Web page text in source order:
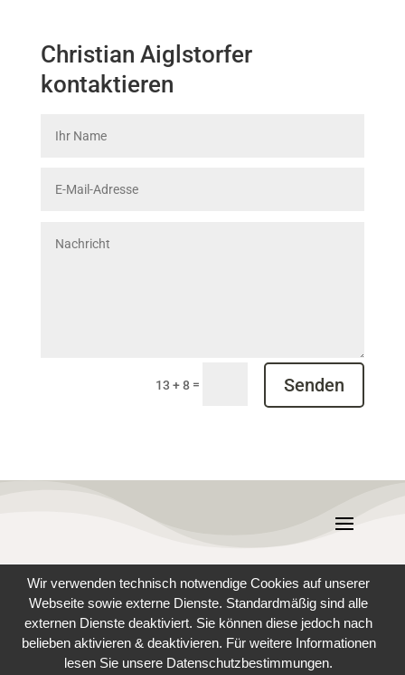
Christian Aiglstorfer
kontaktieren
13 + 8 = Senden
Wir verwenden technisch notwendige Cookies auf unserer
Webseite sowie externe Dienste. Standardmäßig sind alle
externen Dienste deaktiviert. Sie können diese jedoch nach
belieben aktivieren & deaktivieren. Für weitere Informationen
lesen Sie unsere Datenschutzbestimmungen.